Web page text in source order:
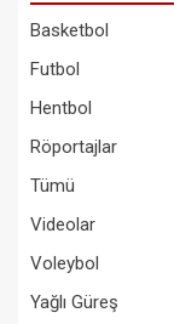
Basketbol
Futbol
Hentbol
Röportajlar
Tümü
Videolar
Voleybol
Yağlı Güreş